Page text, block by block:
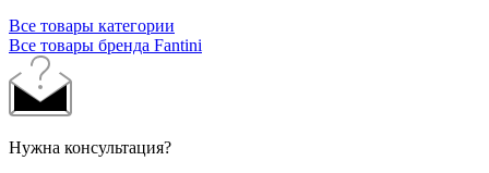
Все товары категории
Все товары бренда Fantini
Нужна консультация?